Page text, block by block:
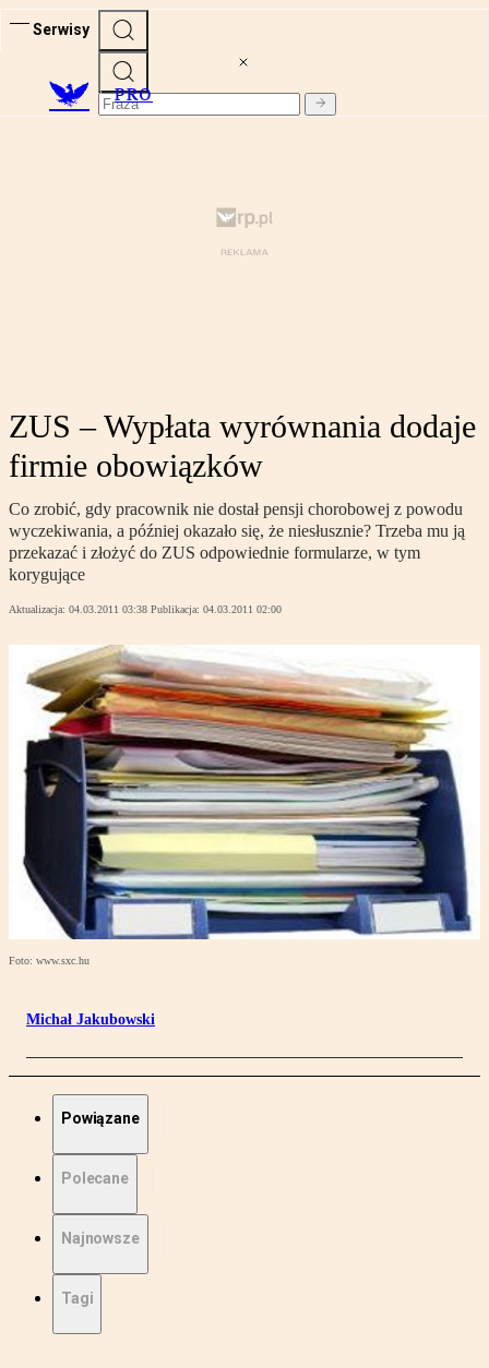
Serwisy
PRO
ZUS – Wypłata wyrównania dodaje
firmie obowiązków
Co zrobić, gdy pracownik nie dostał pensji chorobowej z powodu
wyczekiwania, a później okazało się, że niesłusznie? Trzeba mu ją
przekazać i złożyć do ZUS odpowiednie formularze, w tym
korygujące
Aktualizacja: 04.03.2011 03:38 Publikacja: 04.03.2011 02:00
Foto: www.sxc.hu
Michał Jakubowski
Powiązane
Polecane
Najnowsze
Tagi